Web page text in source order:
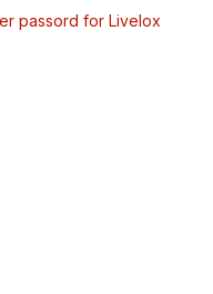
passord for Livelox